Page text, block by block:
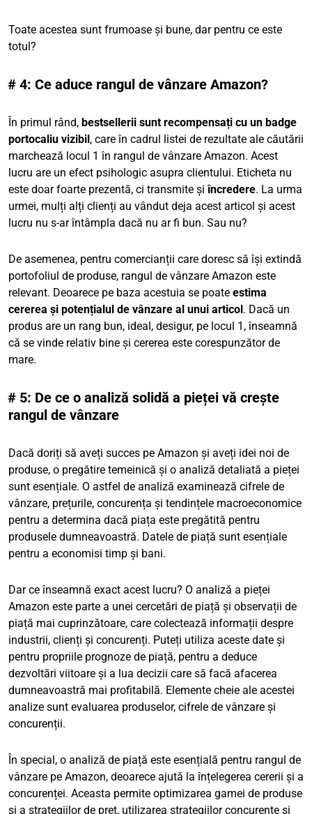
Toate acestea sunt frumoase și bune, dar pentru ce este
totul?
# 4: Ce aduce rangul de vânzare Amazon?
În primul rând, bestsellerii sunt recompensați cu un badge
portocaliu vizibil, care în cadrul listei de rezultate ale căutării
marchează locul 1 în rangul de vânzare Amazon. Acest
lucru are un efect psihologic asupra clientului. Eticheta nu
este doar foarte prezentă, ci transmite șiîncredere. La urma
urmei, mulți alți clienți au vândut deja acest articol și acest
lucru nu s-ar întâmpla dacă nu ar fi bun. Sau nu?
De asemenea, pentru comercianții care doresc să își extindă
portofoliul de produse, rangul de vânzare Amazon este
relevant. Deoarece pe baza acestuia se poate estima
cererea și potențialul de vânzare al unui articol. Dacă un
produs are un rang bun, ideal, desigur, pe locul 1, înseamnă
că se vinde relativ bine și cererea este corespunzător de
mare.
# 5: De ce o analiză solidă a pieței vă crește
rangul de vânzare
Dacă doriți să aveți succes pe Amazon și aveți idei noi de
produse, o pregătire temeinică și o analiză detaliată a pieței
sunt esențiale. O astfel de analiză examinează cifrele de
vânzare, prețurile, concurența și tendințele macroeconomice
pentru a determina dacă piața este pregătită pentru
produsele dumneavoastră. Datele de piață sunt esențiale
pentru a economisi timp și bani.
Dar ce înseamnă exact acest lucru? O analiză a pieței
Amazon este parte a unei cercetări de piață și observații de
piață mai cuprinzătoare, care colectează informații despre
industrii, clienți și concurenți. Puteți utiliza aceste date și
pentru propriile prognoze de piață, pentru a deduce
dezvoltări viitoare și a lua decizii care să facă afacerea
dumneavoastră mai profitabilă. Elemente cheie ale acestei
analize sunt evaluarea produselor, cifrele de vânzare și
concurenții.
În special, o analiză de piață este esențială pentru rangul de
vânzare pe Amazon, deoarece ajută la înțelegerea cererii și a
concurenței. Aceasta permite optimizarea gamei de produse
și a strategiilor de preț, utilizarea strategiilor concurente și